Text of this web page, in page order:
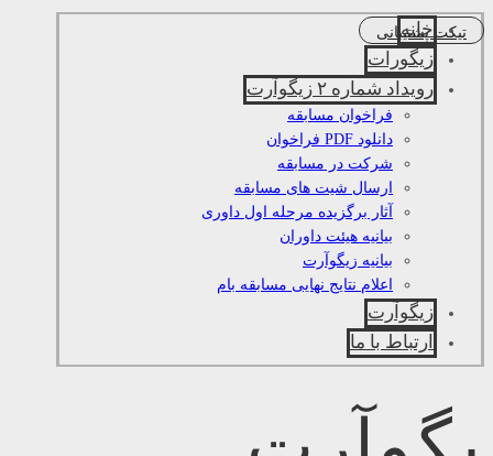
تیکت پشتیبانی
خانه
زیگورات
رویداد شماره ۲ زیگوآرت
فراخوان مسابقه
دانلود PDF فراخوان
شرکت در مسابقه
ارسال شیت های مسابقه
آثار برگزیده مرحله اول داوری
بیانیه هیئت داوران
بیانیه زیگوآرت
اعلام نتایج نهایی مسابقه بام
زیگوآرت
ارتباط با ما